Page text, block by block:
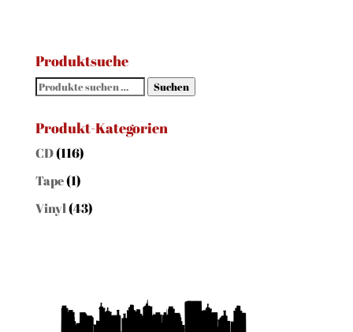
Produktsuche
Suchen
Suchen
Produkt-Kategorien
CD(116)
Tape(1)
Vinyl(43)